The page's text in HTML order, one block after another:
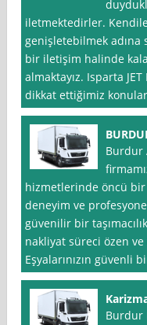
iletmektedirler.
genişletebilmek
bir iletişim halinde
almaktayız. Isparta
dikkat ettiğimiz
Burdur
hizmetlerinde öncü bir
deneyim ve
güvenilir bir
nakliyat süreci özen
Eşyalarınızın güvenli
Burdur